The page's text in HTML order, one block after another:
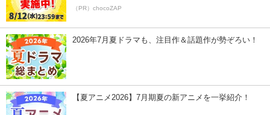
（PR）chocoZAP
2026年7月夏ドラマも、注目作＆話題作が勢ぞろい！
【夏アニメ2026】7月期夏の新アニメを一挙紹介！